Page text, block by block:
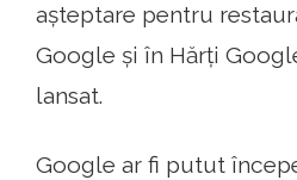
așteptare pentru
Google și în Hărți
lansat.
Google ar fi putut